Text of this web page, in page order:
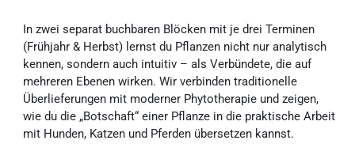
In zwei separat buchbaren Blöcken mit je drei Terminen
(Frühjahr & Herbst) lernst du Pflanzen nicht nur analytisch
kennen, sondern auch intuitiv – als Verbündete, die auf
mehreren Ebenen wirken. Wir verbinden traditionelle
Überlieferungen mit moderner Phytotherapie und zeigen,
wie du die „Botschaft“ einer Pflanze in die praktische Arbeit
mit Hunden, Katzen und Pferden übersetzen kannst.